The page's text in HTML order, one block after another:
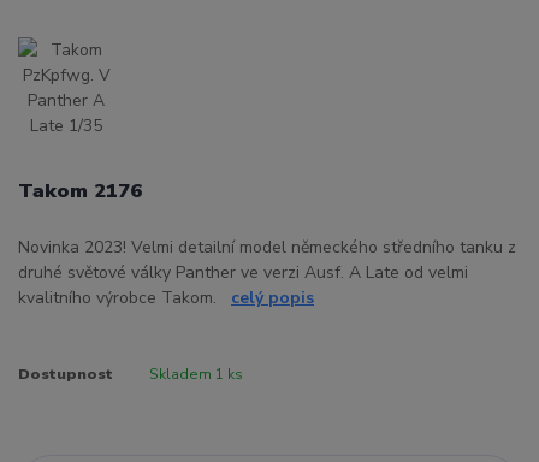
Takom 2176
Novinka 2023! Velmi detailní model německého středního tanku z
druhé světové války Panther ve verzi Ausf. A Late od velmi
kvalitního výrobce Takom. celý popis
Dostupnost Skladem 1 ks